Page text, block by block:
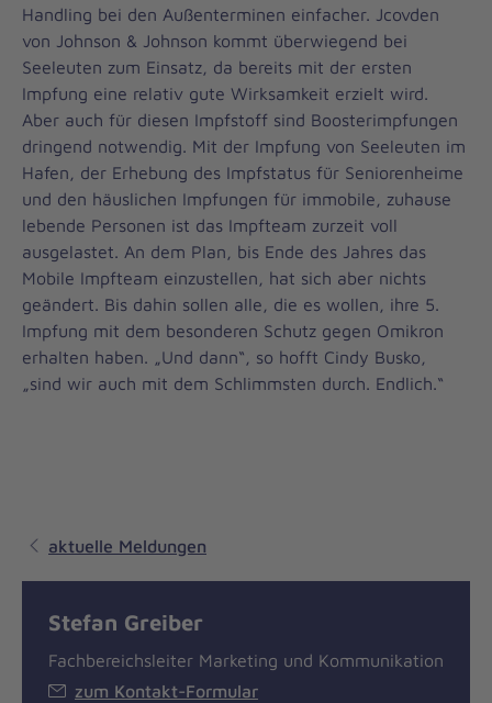
Handling bei den Außenterminen einfacher. Jcovden
von Johnson & Johnson kommt überwiegend bei
Seeleuten zum Einsatz, da bereits mit der ersten
Impfung eine relativ gute Wirksamkeit erzielt wird.
Aber auch für diesen Impfstoff sind Boosterimpfungen
dringend notwendig. Mit der Impfung von Seeleuten im
Hafen, der Erhebung des Impfstatus für Seniorenheime
und den häuslichen Impfungen für immobile, zuhause
lebende Personen ist das Impfteam zurzeit voll
ausgelastet. An dem Plan, bis Ende des Jahres das
Mobile Impfteam einzustellen, hat sich aber nichts
geändert. Bis dahin sollen alle, die es wollen, ihre 5.
Impfung mit dem besonderen Schutz gegen Omikron
erhalten haben. „Und dann“, so hofft Cindy Busko,
„sind wir auch mit dem Schlimmsten durch. Endlich.“
aktuelle Meldungen
Stefan Greiber
Fachbereichsleiter Marketing und Kommunikation
zum Kontakt-Formular